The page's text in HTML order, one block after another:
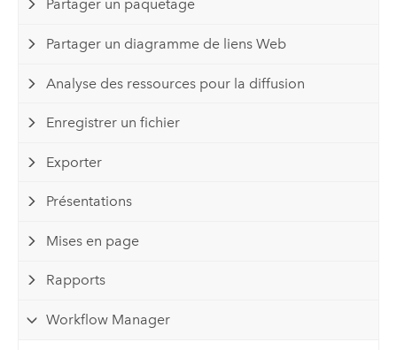
Partager un paquetage
Partager un diagramme de liens Web
Analyse des ressources pour la diffusion
Enregistrer un fichier
Exporter
Présentations
Mises en page
Rapports
Workflow Manager